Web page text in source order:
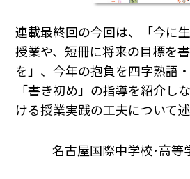
連載最終回の今回は、「今に
授業や、短冊に将来の目標を
を」、今年の抱負を四字熟語
「書き初め」の指導を紹介し
ける授業実践の工夫について述
名古屋国際中学校･高